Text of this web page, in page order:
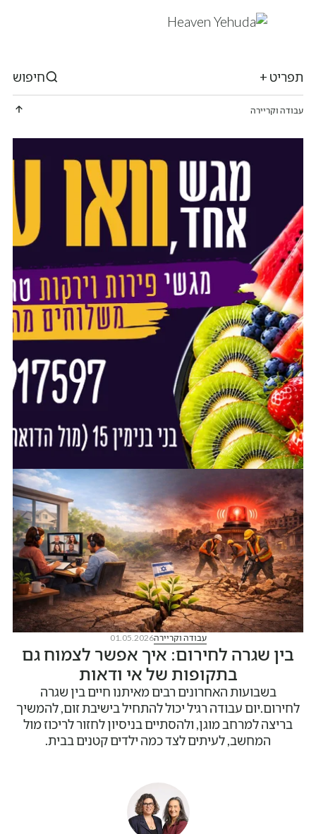
תפריט + חיפוש
עבודה וקריירה
עבודה וקריירה01.05.2026
בין שגרה לחירום: איך אפשר לצמוח גם
בתקופות של אי ודאות
בשבועות האחרונים רבים מאיתנו חיים בין שגרה
לחירום.יום עבודה רגיל יכול להתחיל בישיבת זום, להמשיך
בריצה למרחב מוגן, ולהסתיים בניסיון לחזור לריכוז מול
המחשב, לעיתים לצד כמה ילדים קטנים בבית.